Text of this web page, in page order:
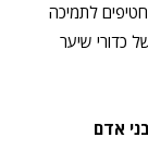
לתמיכה
כדורי שיער
אדם